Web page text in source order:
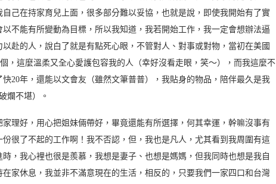
己在持家育兒上面，很多部分難以妥協，也就是說，即使我開始有了實
不能有所變動為目標，所以我知道，我若開始工作，我一定會想辦法逼
赴的人，說白了就是有點死心眼，不管對人、對事或對物，當初在美國
，這麼溫柔又全心愛護包容我的人（幸好沒看走眼，笑～），而我這麼不
20年，還能以文會友（雖然文筆普普），我貼身的物品，陪伴最久是我
爛不堪）。
理好，用心把姐妹倆帶好，畢竟還能有所選擇，何其幸運，幹嘛沒事有
很了不起的工作啊！我不否認，但，我也是凡人，尤其看到我周圍有這
，我心裡也很是羨慕，我想是妻子、也想是媽媽，但我同時也想是我自
家休息，我並非不滿意現在的生活，相反的，只要我們一家四口和台灣